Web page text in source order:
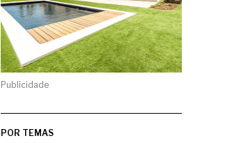
Publicidade
POR TEMAS